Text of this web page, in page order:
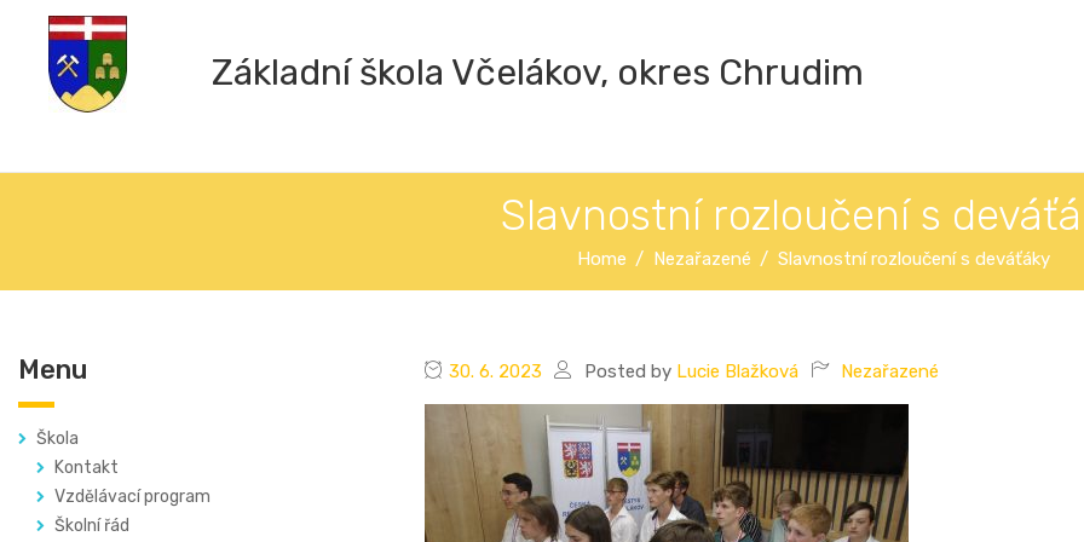
Základní škola Včelákov, okres Chrudim
Slavnostní rozloučení s
Home Nezařazené Slavnostní rozloučení s deváťáky
Menu
Škola
Kontakt
Vzdělávací program
Školní řád
30. 6. 2023 Posted by Lucie Blažková Nezařazené